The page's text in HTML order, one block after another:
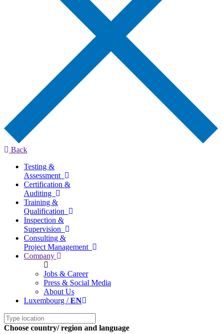
Back
Testing &
Assessment
Certification &
Auditing
Training &
Qualification
Inspection &
Supervision
Consulting &
Project Management
Company
Jobs & Career
Press & Social Media
About Us
Luxembourg /EN
Choose country/ region and language